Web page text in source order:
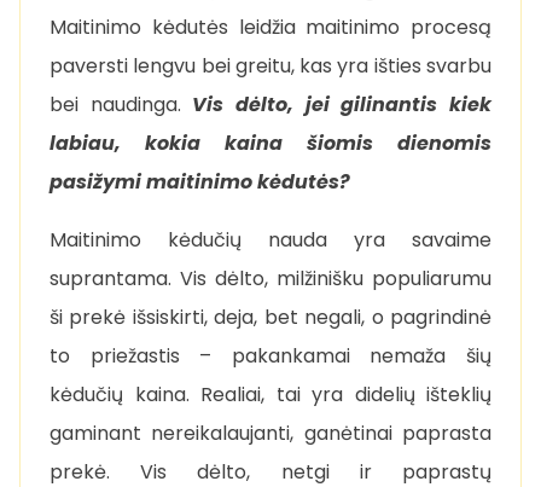
Maitinimo kėdutės leidžia maitinimo procesą
paversti lengvu bei greitu, kas yra išties svarbu
bei naudinga. Vis dėlto, jei gilinantis kiek
labiau, kokia kaina šiomis dienomis
pasižymi maitinimo kėdutės?
Maitinimo kėdučių nauda yra savaime
suprantama. Vis dėlto, milžinišku populiarumu
ši prekė išsiskirti, deja, bet negali, o pagrindinė
to priežastis – pakankamai nemaža šių
kėdučių kaina. Realiai, tai yra didelių išteklių
gaminant nereikalaujanti, ganėtinai paprasta
prekė. Vis dėlto, netgi ir paprastų